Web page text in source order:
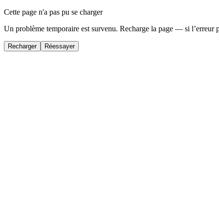
Cette page n'a pas pu se charger
Un problème temporaire est survenu. Recharge la page — si
Recharger Réessayer